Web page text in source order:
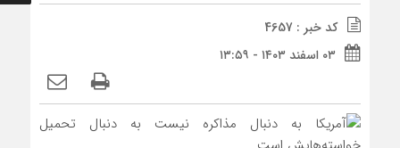
کد خبر : 4657
۰۳ اسفند ۱۴۰۳ - ۱۳:۵۹